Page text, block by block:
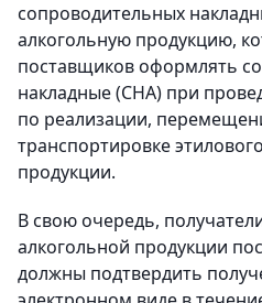
сопроводительных
алкогольную продукцию,
поставщиков оформлять
накладные (СНА) при
по реализации,
транспортировке
продукции.
В свою очередь,
алкогольной продукции
должны подтвердить